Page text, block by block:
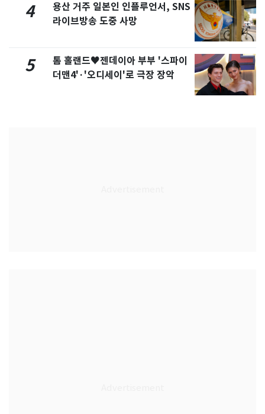
4
용산 거주 일본인 인플루언서, SNS
라이브방송 도중 사망
5
톰 홀랜드♥젠데이아 부부 '스파이
더맨4'·'오디세이'로 극장 장악